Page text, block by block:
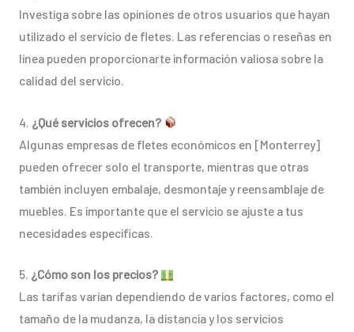
Investiga sobre las opiniones de otros usuarios que hayan
utilizado el servicio de fletes. Las referencias o reseñas en
línea pueden proporcionarte información valiosa sobre la
calidad del servicio.
4. ¿Qué servicios ofrecen?
Algunas empresas de fletes económicos en [Monterrey]
pueden ofrecer solo el transporte, mientras que otras
también incluyen embalaje, desmontaje y reensamblaje de
muebles. Es importante que el servicio se ajuste a tus
necesidades específicas.
5. ¿Cómo son los precios?
Las tarifas varían dependiendo de varios factores, como el
tamaño de la mudanza, la distancia y los servicios